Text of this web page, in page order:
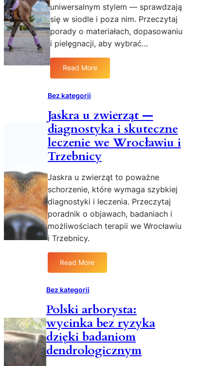
y
b
,
b
e
z
i
e
c
z
n
a
p
r
o
e
s
j
o
n
a
n
a
a
z
w
i
e
r
ę
a
—
j
a
k
z
b
a
ć
o
z
r
k
p
u
p
i
a
uniwersalnym stylem — sprawdzają
się w siodle i poza nim. Przeczytaj
porady o materiałach, dopasowaniu
i pielęgnacji, aby wybrać…
Read More
r
k
i
e
s
y
b
l
e
y
—
w
g
d
a
i
s
t
Bez kategorii
Jaskra u zwierząt —
diagnostyka i skuteczne
leczenie we Wrocławiu i
Trzebnicy
Jaskra u zwierząt to poważne
schorzenie, które wymaga szybkiej
diagnostyki i leczenia. Przeczytaj
poradnik o objawach, badaniach i
możliwościach terapii we Wrocławiu
i Trzebnicy.
Read More
a
k
r
a
u
z
Bez kategorii
Polski arborysta:
wycinka bez ryzyka
dzięki badaniom
dendrologicznym